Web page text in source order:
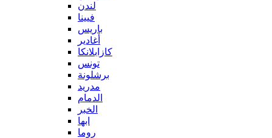
لندن
فيينا
باريس
أغادير
كازابلانكا
تونس
برشلونة
مدريد
الدمام
الخبر
ابها
روما